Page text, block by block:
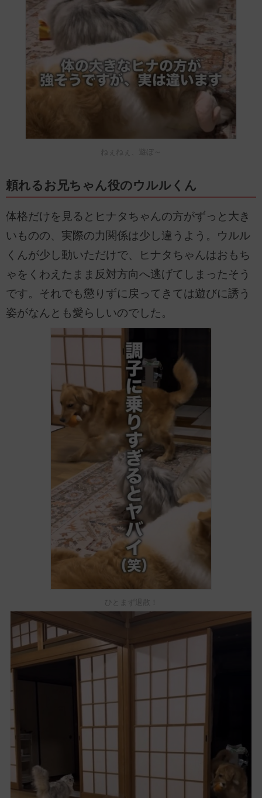
ねぇねぇ、遊ぼ～
頼れるお兄ちゃん役のウルルくん
体格だけを見るとヒナタちゃんの方がずっと大き
いものの、実際の力関係は少し違うよう。ウルル
くんが少し動いただけで、ヒナタちゃんはおもち
ゃをくわえたまま反対方向へ逃げてしまったそう
です。それでも懲りずに戻ってきては遊びに誘う
姿がなんとも愛らしいのでした。
ひとまず退散！